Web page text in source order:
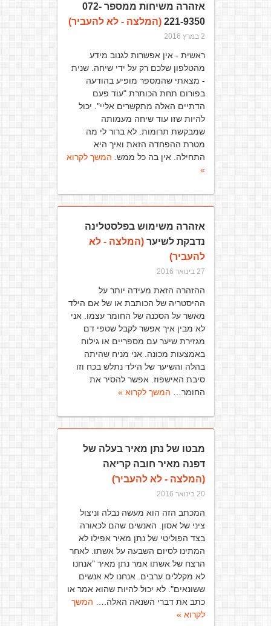
אזהרה משיחות ממספר 072-
221-9350 (המלצה - לא להעביר)
2 במרץ 2016
ראשית - אין אפשרות לגנוב מידע
מהטלפון שלכם רק על ידי שיחה. שנית
- מצאתי שהמספר מופיע בהודעה
בפורום תחת הכותרת "עוד פעם
הדתיים האלה מתקשרים אליי". יכול
להיות שזו עוד שיחה מעמותה
שמבקשת תרומות. לא ברור לי מה
מטרת ההפחדה הזאת ואיך היא
התחילה. אין בה כל ממש. המשך לקרוא
»
אזהרה משימוש בפלסטלינה
נדבקת לשיער(המלצה - לא
להעביר)
27 בינואר 2016
ההזהרה הזאת מעידה יותר על
ההיסטריה של הכותבת או של אם הילד
מאשר על הסכנה של החומר עצמו. אני
לא מבין איך אפשר לקבל שטפי דם
מגזירת שיער עם מספריים או גילוח
באמצעות מכונה. אני מניח שהיתה
בהלה והשיער של הילד נתלש בכח וזו
סיבת האישפוז. אפשר להסיר את
החומר… המשך לקרוא »
מבטו של נתן מאיר בעלה של
דפנה מאיר חובה קריאה
(המלצה - לא להעביר)
20 בינואר 2016
המכתב הזה הוא מעשה נבלה וניצול
ציני של אסון. האנשים שהם לכאורה
בצד הפוליטי של נתן מאיר אפילו לא
המתינו לסיום השבעה על אשתו. לאחר
הרצח של אשתו אמר נתן מאיר "אנחנו
לא מקללים ערבים. אנחנו לא אנשים
ששונאים". לא יכול להיות שהוא אמר או
כתב את דברי השנאה האלה.… המשך
לקרוא »